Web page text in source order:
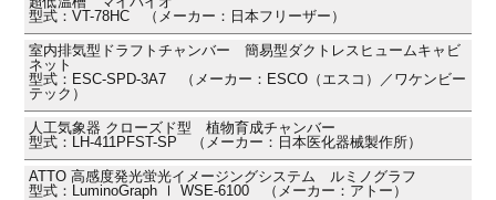
型式：VT-78HC （メーカー：日本フリーザー）
室内排気型ドラフトチャンバー 簡易型ダクトレスヒュームキャビ
ネット
型式：ESC-SPD-3A7 （メーカー：ESCO（エスコ）／ワケンビー
テック）
人工気象器 クローズド型 植物育成チャンバー
型式：LH-411PFST-SP （メーカー：日本医化器械製作所）
ATTO 高感度発光蛍光イメージングシステム ルミノグラフ
型式：LuminoGraph Ⅰ WSE-6100 （メーカー：アトー）